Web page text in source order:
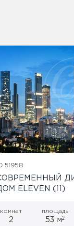
51958
ELEVEN (11)
комнат
2
площадь
53 м2